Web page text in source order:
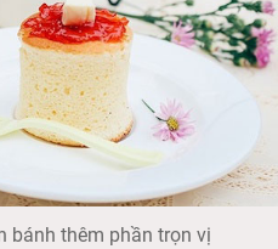
bánh thêm phần trọn vị